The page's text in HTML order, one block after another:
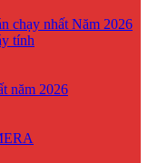
chạy nhất Năm 2026
tính
năm 2026